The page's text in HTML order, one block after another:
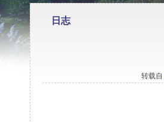
日志
转载自